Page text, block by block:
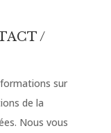
/
sur
de la
Nous vous